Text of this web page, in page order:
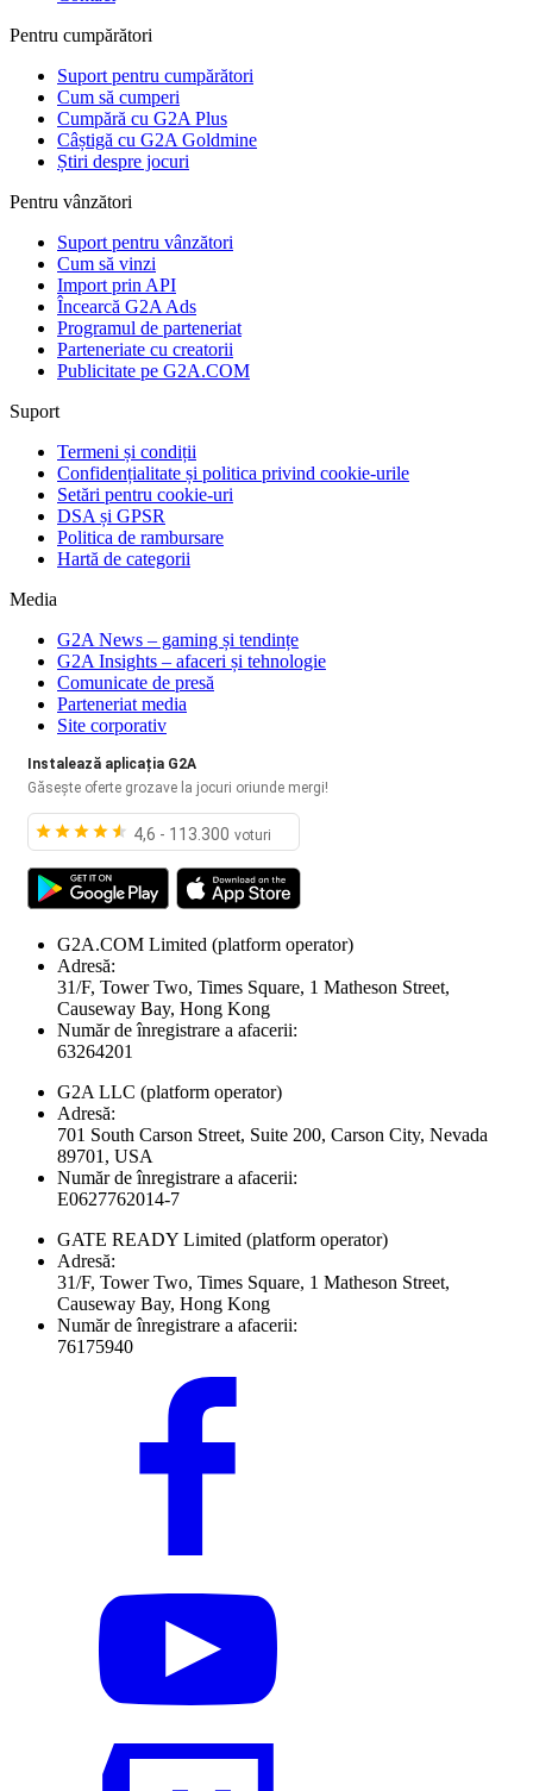
Pentru cumpărători
Suport pentru cumpărători
Cum să cumperi
Cumpără cu G2A Plus
Câștigă cu G2A Goldmine
Știri despre jocuri
Pentru vânzători
Suport pentru vânzători
Cum să vinzi
Import prin API
Încearcă G2A Ads
Programul de parteneriat
Parteneriate cu creatorii
Publicitate pe G2A.COM
Suport
Termeni și condiții
Confidențialitate și politica privind cookie-urile
Setări pentru cookie-uri
DSA și GPSR
Politica de rambursare
Hartă de categorii
Media
G2A News – gaming și tendințe
G2A Insights – afaceri și tehnologie
Comunicate de presă
Parteneriat media
Site corporativ
Instalează aplicația G2A
Găsește oferte grozave la jocuri oriunde mergi!
4,6 - 113.300 voturi
G2A.COM Limited (platform operator)
Adresă:
31/F, Tower Two, Times Square, 1 Matheson Street,
Causeway Bay, Hong Kong
Număr de înregistrare a afacerii:
63264201
G2A LLC (platform operator)
Adresă:
701 South Carson Street, Suite 200, Carson City, Nevada
89701, USA
Număr de înregistrare a afacerii:
E0627762014-7
GATE READY Limited (platform operator)
Adresă:
31/F, Tower Two, Times Square, 1 Matheson Street,
Causeway Bay, Hong Kong
Număr de înregistrare a afacerii:
76175940